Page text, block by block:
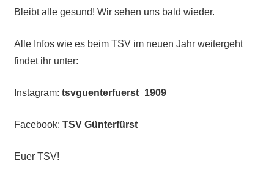
Bleibt alle gesund! Wir sehen uns bald wieder.
Alle Infos wie es beim TSV im neuen Jahr weitergeht
findet ihr unter:
Instagram: tsvguenterfuerst_1909
Facebook: TSV Günterfürst
Euer TSV!